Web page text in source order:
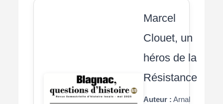
Marcel
Clouet, un
héros de la
Résistance
Auteur : Arnal